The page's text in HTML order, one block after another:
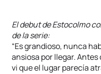
El debut de Estocolmo
de la serie:
“Es grandioso, nunca
ansiosa por llegar.
vi que el lugar parecía